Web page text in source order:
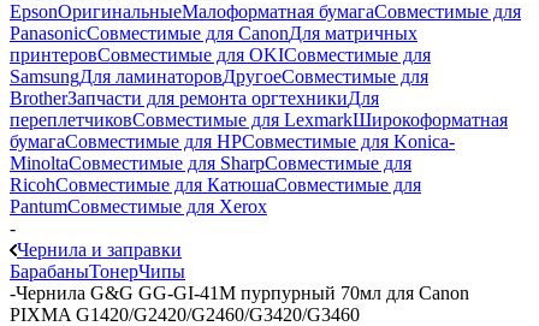
EpsonОригинальныеМалоформатная бумагаСовместимые для
PanasonicСовместимые для CanonДля матричных
принтеровСовместимые для OKIСовместимые для
SamsungДля ламинаторовДругоеСовместимые для
BrotherЗапчасти для ремонта оргтехникиДля
переплетчиковСовместимые для LexmarkШирокоформатная
бумагаСовместимые для HPСовместимые для Konica-
MinoltaСовместимые для SharpСовместимые для
RicohСовместимые для КатюшаСовместимые для
PantumСовместимые для Xerox
-
Чернила и заправки
БарабаныТонерЧипы
-Чернила G&G GG-GI-41M пурпурный 70мл для Canon
PIXMA G1420/G2420/G2460/G3420/G3460